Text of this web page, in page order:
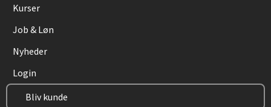
Kurser
Job & Løn
Nyheder
Login
Bliv kunde